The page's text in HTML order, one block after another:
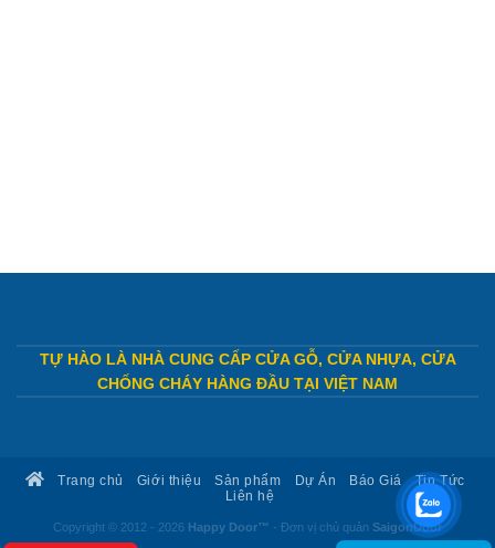
TỰ HÀO LÀ NHÀ CUNG CẤP CỬA GỖ, CỬA NHỰA, CỬA
CHỐNG CHÁY HÀNG ĐẦU TẠI VIỆT NAM
Trang chủ Giới thiệu Sản phẩm Dự Án Báo Giá
Tin Tức
Liên hệ
Copyright © 2012 - 2026 Happy Door™ - Đơn vị chủ quản SaigonDoor